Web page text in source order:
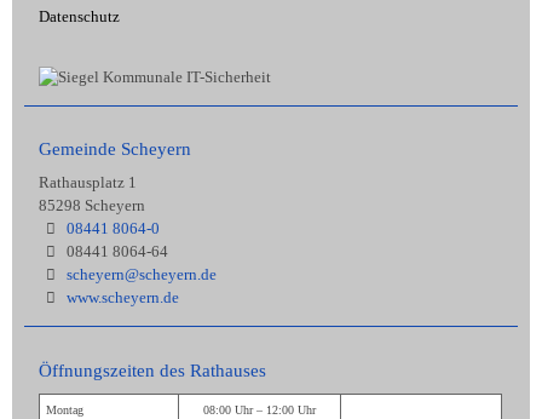
Datenschutz
Gemeinde Scheyern
Rathausplatz 1
85298 Scheyern
08441 8064-0
08441 8064-64
scheyern@scheyern.de
www.scheyern.de
Öffnungszeiten des Rathauses
Montag 08:00 Uhr – 12:00 Uhr